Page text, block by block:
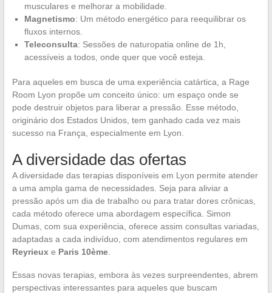
musculares e melhorar a mobilidade.
Magnetismo: Um método energético para reequilibrar os
fluxos internos.
Teleconsulta: Sessões de naturopatia online de 1h,
acessíveis a todos, onde quer que você esteja.
Para aqueles em busca de uma experiência catártica, a Rage
Room Lyon propõe um conceito único: um espaço onde se
pode destruir objetos para liberar a pressão. Esse método,
originário dos Estados Unidos, tem ganhado cada vez mais
sucesso na França, especialmente em Lyon.
A diversidade das ofertas
A diversidade das terapias disponíveis em Lyon permite atender
a uma ampla gama de necessidades. Seja para aliviar a
pressão após um dia de trabalho ou para tratar dores crônicas,
cada método oferece uma abordagem específica. Simon
Dumas, com sua experiência, oferece assim consultas variadas,
adaptadas a cada indivíduo, com atendimentos regulares em
Reyrieuxe Paris 10ème.
Essas novas terapias, embora às vezes surpreendentes, abrem
perspectivas interessantes para aqueles que buscam